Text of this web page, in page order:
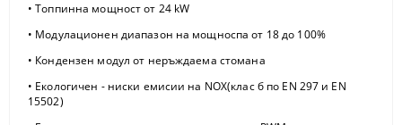
• Топпинна мощност от 24 kW
• Модулационен диапазон на мощноспа от 18 до 100%
• Кондензен модул от неръждаема стомана
• Екологичен - ниски емисии на NOX(клас б по EN 297 и EN
15502)